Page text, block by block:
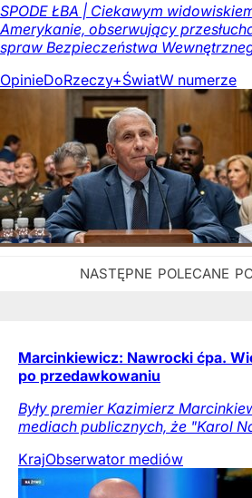
SPODE ŁBA | Ciekawym
Amerykanie, obserwujący
spraw Bezpieczeństwa
OpinieDoRzeczy+ŚwiatW numerze
Marcinkiewicz: Nawrocki ćpa.
po przedawkowaniu
Były premier Kazimierz
mediach publicznych, że "Karol
KrajObserwator mediów